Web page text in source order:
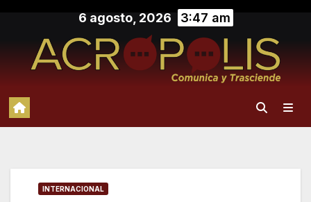
contenido
6 agosto, 2026 3:47 am
INTERNACIONAL